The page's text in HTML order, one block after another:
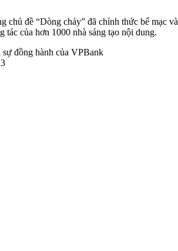
đề “Dòng chảy” đã chính thức bế mạc
tác của hơn 1000 nhà sáng tạo nội dung.